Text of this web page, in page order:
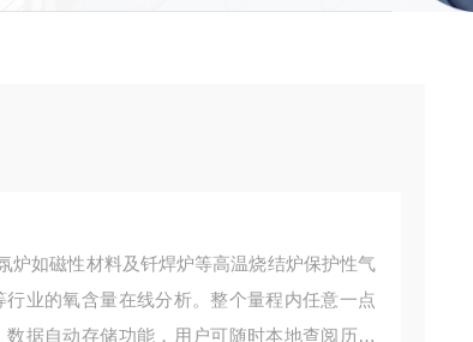
炉如磁性材料及钎焊炉等高温烧结炉保护性气
业的氧含量在线分析。整个量程内任意一点
据自动存储功能，用户可随时本地查阅历史